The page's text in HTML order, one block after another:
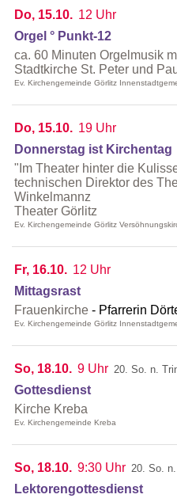
Do, 15.10. 12 Uhr
Orgel ° Punkt-12
ca. 60 Minuten Orgelmusik
Stadtkirche St. Peter und
Ev. Kirchengemeinde Görlitz
Do, 15.10. 19 Uhr
Donnerstag ist Kirchentag
"Im Theater hinter die
technischen Direktor des
Winkelmannz
Theater Görlitz
Ev. Kirchengemeinde Görlitz
Fr, 16.10. 12 Uhr
Mittagsrast
Frauenkirche
Pfarrerin
Ev. Kirchengemeinde Görlitz
So, 18.10. 9 Uhr 20. So. n.
Gottesdienst
Kirche Kreba
Ev. Kirchengemeinde Kreba
So, 18.10. 9:30 Uhr 20. So.
Lektorengottesdienst